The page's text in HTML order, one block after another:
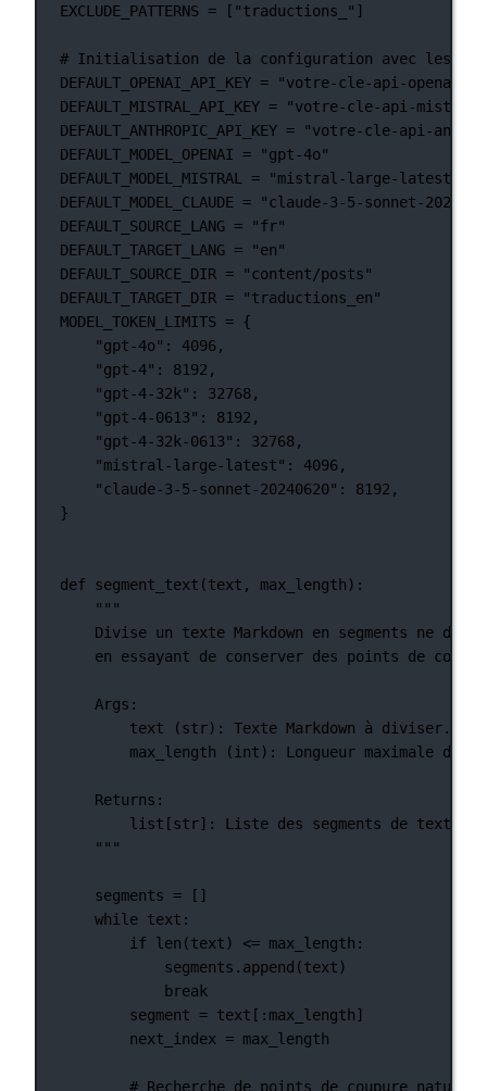
EXCLUDE_PATTERNS = [ "traductions_" ]
# Initialisation de la configuration avec les
DEFAULT_OPENAI_API_KEY =
"votre-cle-api-openai-
DEFAULT_MISTRAL_API_KEY =
"votre-cle-api-mistral-
DEFAULT_ANTHROPIC_API_KEY =
"votre-cle-api-
DEFAULT_MODEL_OPENAI =
"gpt-4o"
DEFAULT_MODEL_MISTRAL
=
"mistral-large-latest"
DEFAULT_MODEL_CLAUDE =
"claude-3-5-sonnet-
DEFAULT_SOURCE_LANG =
"fr"
DEFAULT_TARGET_LANG =
"en"
DEFAULT_SOURCE_DIR =
"content/posts"
DEFAULT_TARGET_DIR =
"traductions_en"
MODEL_TOKEN_LIMITS = {
"gpt-4o" : 4096,
"gpt-4" : 8192 ,
"gpt-4-32k" : 32768,
"gpt-4-0613" : 8192 ,
"gpt-4-32k-0613" : 32768,
"mistral-large-latest" : 4096,
"claude-3-5-sonnet-20240620" : 8192 ,
}
def segment_text (text, max_length):
"""
Divise un texte Markdown en segments ne
en essayant de conserver des points de
Args:
text (str): Texte Markdown à diviser.
max_length (int): Longueur maximale de
Returns:
list[str]: Liste des segments de texte
"""
segments = []
while text:
if
len (text) <= max_length:
segments.append(text)
break
segment = text[:max_length]
next_index = max_length
# Recherche de points de coupure